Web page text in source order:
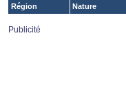
Région
Nature
Publicité